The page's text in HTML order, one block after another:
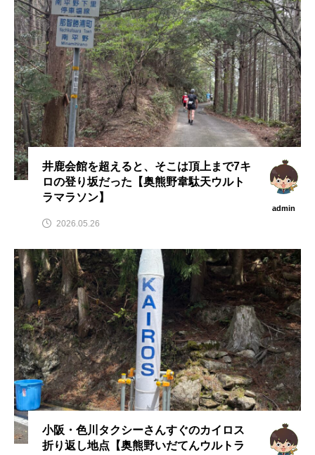
井鹿会館を超えると、そこは頂上まで7キ
ロの登り坂だった【奥熊野韋駄天ウルト
ラマラソン】
admin
2026.05.26
小阪・色川タクシーさんすぐのカイロス
折り返し地点【奥熊野いだてんウルトラ